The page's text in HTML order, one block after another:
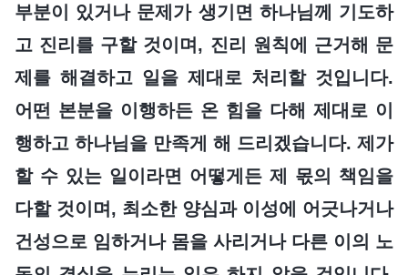
부분이 있거나 문제가 생기면 하나님께 기도하
고 진리를 구할 것이며, 진리 원칙에 근거해 문
제를 해결하고 일을 제대로 처리할 것입니다.
어떤 본분을 이행하든 온 힘을 다해 제대로 이
행하고 하나님을 만족게 해 드리겠습니다. 제가
할 수 있는 일이라면 어떻게든 제 몫의 책임을
다할 것이며, 최소한 양심과 이성에 어긋나거나
건성으로 임하거나 몸을 사리거나 다른 이의 노